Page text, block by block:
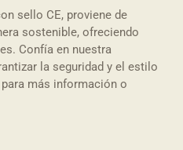
sello CE, proviene de
sostenible, ofreciendo
Confía en nuestra
la seguridad y el estilo
más información o